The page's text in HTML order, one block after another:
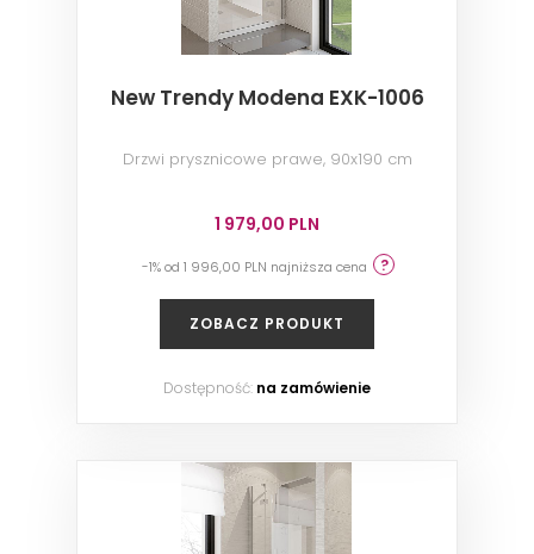
New Trendy Modena EXK-1006
Drzwi prysznicowe prawe, 90x190 cm
1 979,00 PLN
-1% od 1 996,00 PLN najniższa cena
ZOBACZ PRODUKT
Dostępność: na zamówienie